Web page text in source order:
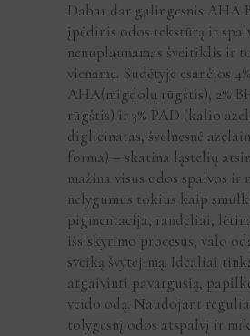
Dabar dar galingesnis AHA
įpėdinis odos tekstūrą ir
nenuplaunamas šveitiklis ir
viename. Sudėtyje esančios 4%
AHA(migdolų rūgštis), 2%
rūgštis) ir 3% PAD (kalio
diglicinatas, švelnesnė
forma) – skatina ląstelių
mažina visus odos spalvos
nelygumus tokius kaip
pigmentacija, randeliai,
išsiskyrimo procesus, valo
sveiką švytėjimą. Idealiai
atgaivinti pavargusią,
veido odą. Naudojant
tolygesnį odos atspalvį ir